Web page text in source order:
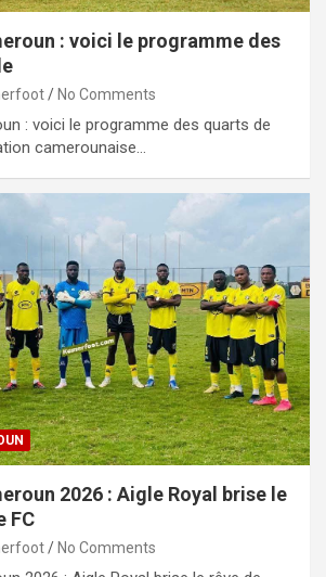
: voici le programme des
No Comments
: voici le programme des quarts de
camerounaise…
2026 : Aigle Royal brise le
FC
No Comments